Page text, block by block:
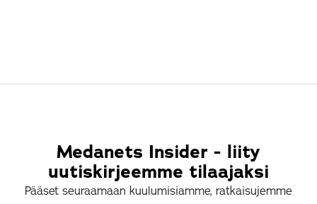
Medanets Insider - liity
uutiskirjeemme tilaajaksi
Pääset seuraamaan kuulumisiamme, ratkaisujemme